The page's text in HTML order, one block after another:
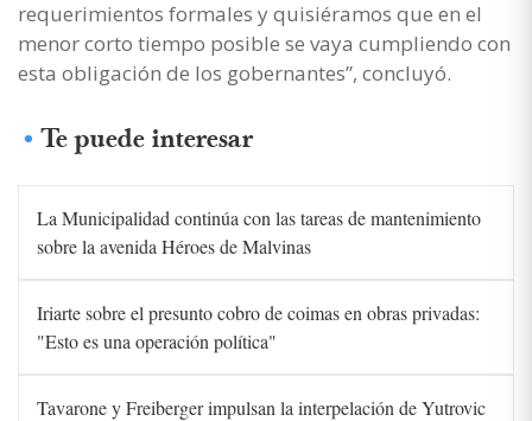
requerimientos formales y quisiéramos que en el
menor corto tiempo posible se vaya cumpliendo con
esta obligación de los gobernantes”, concluyó.
Te puede interesar
La Municipalidad continúa con las tareas de mantenimiento
sobre la avenida Héroes de Malvinas
Iriarte sobre el presunto cobro de coimas en obras privadas:
"Esto es una operación política"
Tavarone y Freiberger impulsan la interpelación de Yutrovic